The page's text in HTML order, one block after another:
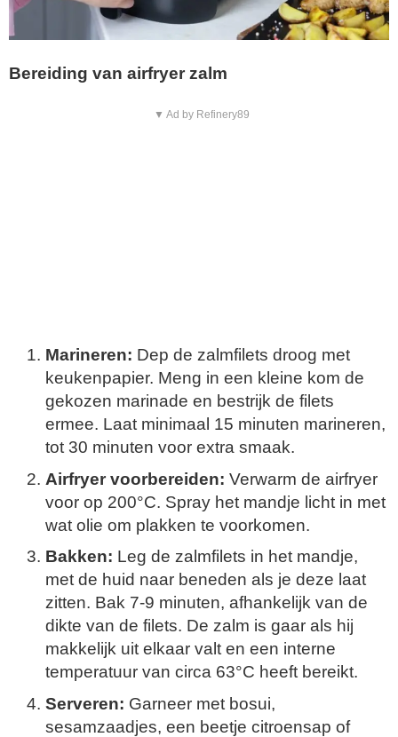
Bereiding van airfryer zalm
▼ Ad by Refinery89
Marineren: Dep de zalmfilets droog met
keukenpapier. Meng in een kleine kom de
gekozen marinade en bestrijk de filets
ermee. Laat minimaal 15 minuten marineren,
tot 30 minuten voor extra smaak.
Airfryer voorbereiden: Verwarm de airfryer
voor op 200°C. Spray het mandje licht in met
wat olie om plakken te voorkomen.
Bakken: Leg de zalmfilets in het mandje,
met de huid naar beneden als je deze laat
zitten. Bak 7-9 minuten, afhankelijk van de
dikte van de filets. De zalm is gaar als hij
makkelijk uit elkaar valt en een interne
temperatuur van circa 63°C heeft bereikt.
Serveren: Garneer met bosui,
sesamzaadjes, een beetje citroensap of